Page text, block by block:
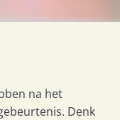
na het
Denk